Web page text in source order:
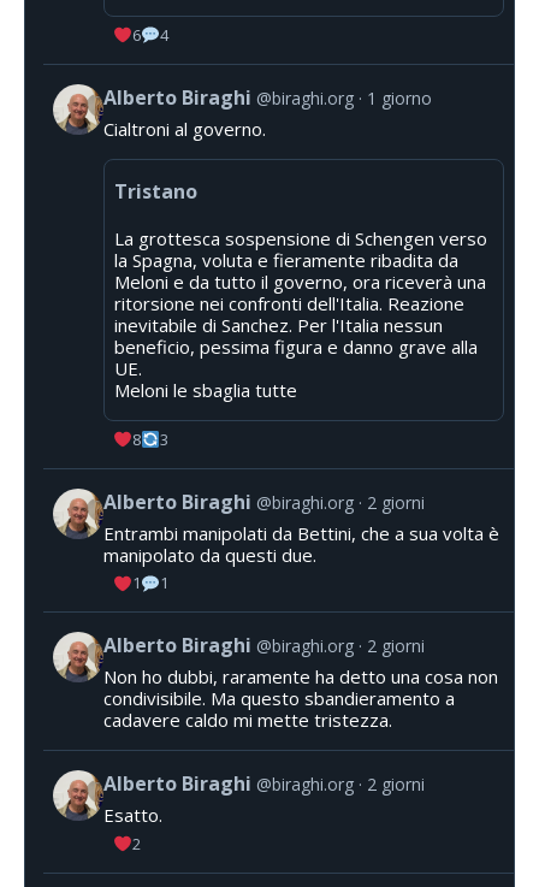
6 4
Alberto Biraghi @biraghi.org 1 giorno
Cialtroni al governo.
Tristano
La grottesca sospensione di Schengen verso
la Spagna, voluta e fieramente ribadita da
Meloni e da tutto il governo, ora riceverà una
ritorsione nei confronti dell'Italia. Reazione
inevitabile di Sanchez. Per l'Italia nessun
beneficio, pessima figura e danno grave alla
UE.
Meloni le sbaglia tutte
8 3
Alberto Biraghi @biraghi.org 2 giorni
Entrambi manipolati da Bettini, che a sua volta è
manipolato da questi due.
1 1
Alberto Biraghi @biraghi.org 2 giorni
Non ho dubbi, raramente ha detto una cosa non
condivisibile. Ma questo sbandieramento a
cadavere caldo mi mette tristezza.
Alberto Biraghi @biraghi.org 2 giorni
Esatto.
2